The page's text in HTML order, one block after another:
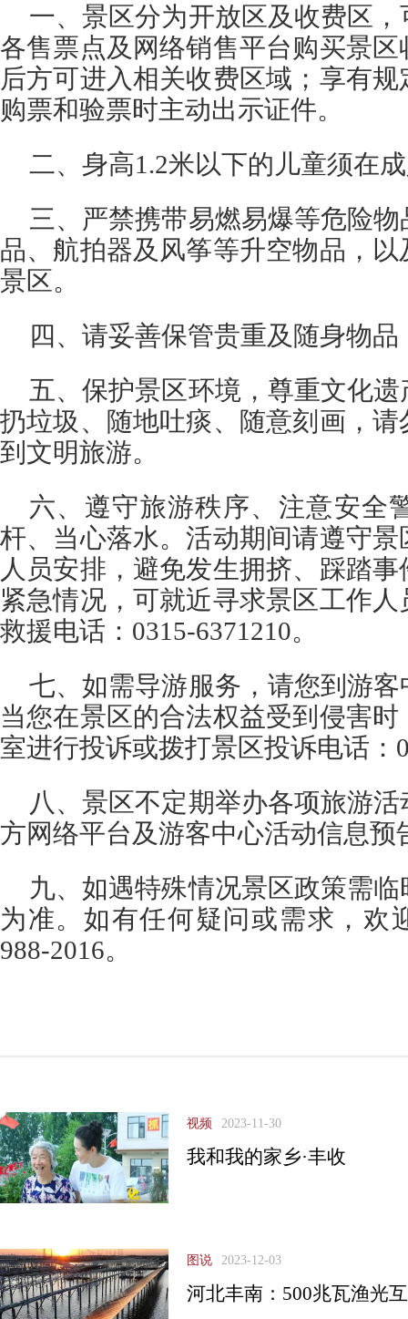
一、景区分为开放区及收费区
各售票点及网络销售平台购买景
后方可进入相关收费区域；享有
购票和验票时主动出示证件。
二、身高1.2米以下的儿童须在
三、严禁携带易燃易爆等危险
品、航拍器及风筝等升空物品，
景区。
四、请妥善保管贵重及随身物
五、保护景区环境，尊重文化
扔垃圾、随地吐痰、随意刻画，
到文明旅游。
六、遵守旅游秩序、注意安全
杆、当心落水。活动期间请遵守
人员安排，避免发生拥挤、踩踏
紧急情况，可就近寻求景区工作
救援电话：0315-6371210。
七、如需导游服务，请您到游
当您在景区的合法权益受到侵害
室进行投诉或拨打景区投诉电话：
八、景区不定期举办各项旅游
方网络平台及游客中心活动信息预
九、如遇特殊情况景区政策需
为准。如有任何疑问或需求，欢
988-2016。
视频 2023-11-30
我和我的家乡·丰收
图说 2023-12-03
河北丰南：500兆瓦渔光